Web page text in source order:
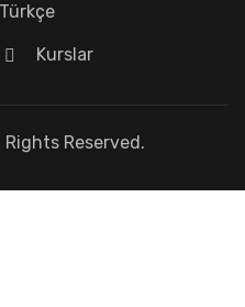
Türkçe
Kurslar
Reserved.